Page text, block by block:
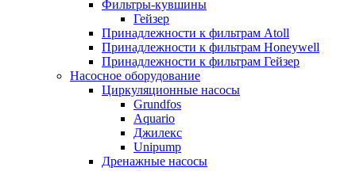
Фильтры-кувшины
Гейзер
Принадлежности к фильтрам Atoll
Принадлежности к фильтрам Honeywell
Принадлежности к фильтрам Гейзер
Насосное оборудование
Циркуляционные насосы
Grundfos
Aquario
Джилекс
Unipump
Дренажные насосы